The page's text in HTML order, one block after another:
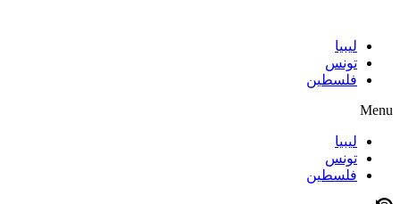
contentليبيا
تونس
فلسطين
Menu
ليبيا
تونس
فلسطين